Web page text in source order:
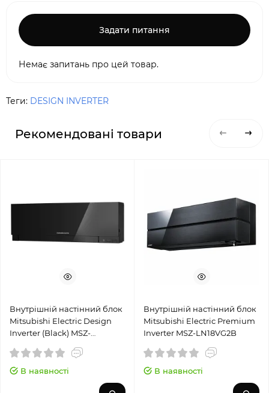
Задати питання
Немає запитань про цей товар.
Теги: DESIGN INVERTER
Рекомендовані товари
Внутрішній настінний блок
Mitsubishi Electric Design
Inverter (Black) MSZ-
В наявності
Внутрішній настінний блок
Mitsubishi Electric Premium
Inverter MSZ-LN18VG2B
В наявності